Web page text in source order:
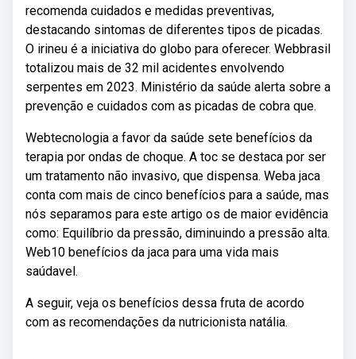
recomenda cuidados e medidas preventivas,
destacando sintomas de diferentes tipos de picadas.
O irineu é a iniciativa do globo para oferecer. Webbrasil
totalizou mais de 32 mil acidentes envolvendo
serpentes em 2023. Ministério da saúde alerta sobre a
prevenção e cuidados com as picadas de cobra que.
Webtecnologia a favor da saúde sete benefícios da
terapia por ondas de choque. A toc se destaca por ser
um tratamento não invasivo, que dispensa. Weba jaca
conta com mais de cinco benefícios para a saúde, mas
nós separamos para este artigo os de maior evidência
como: Equilíbrio da pressão, diminuindo a pressão alta.
Web10 benefícios da jaca para uma vida mais
saúdavel.
A seguir, veja os benefícios dessa fruta de acordo
com as recomendações da nutricionista natália.